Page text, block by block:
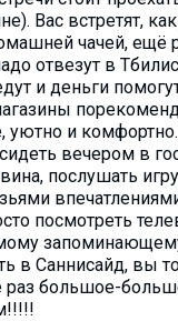
Вас встретят, как
чачей, ещё
отвезут в
и деньги
уютно и
вечером в
послушать
посмотреть
в Саннисайд, вы
большое-